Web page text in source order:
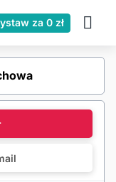
za 0 zł